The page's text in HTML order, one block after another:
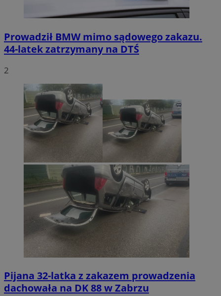
Prowadził BMW mimo sądowego zakazu.
44-latek zatrzymany na DTŚ
2
Pijana 32-latka z zakazem prowadzenia
dachowała na DK 88 w Zabrzu